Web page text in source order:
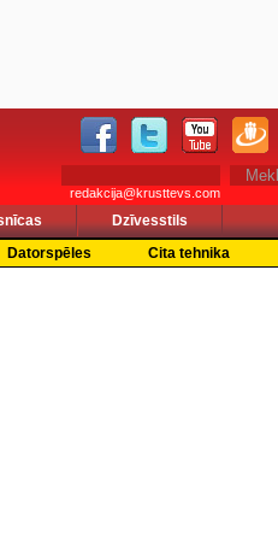
redakcija@krusttevs.com
Dzīvesstils
Datorspēles
Cita tehnika